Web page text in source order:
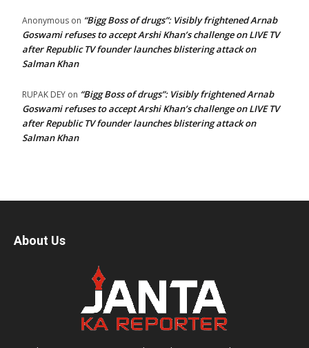
Anonymous on “Bigg Boss of drugs”: Visibly frightened Arnab
Goswami refuses to accept Arshi Khan’s challenge on LIVE TV
after Republic TV founder launches blistering attack on
Salman Khan
RUPAK DEY on “Bigg Boss of drugs”: Visibly frightened Arnab
Goswami refuses to accept Arshi Khan’s challenge on LIVE TV
after Republic TV founder launches blistering attack on
Salman Khan
About Us